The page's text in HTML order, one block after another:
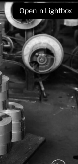
Open in Lightbox